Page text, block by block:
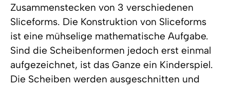
Zusammenstecken von 3 verschiedenen
Sliceforms. Die Konstruktion von Sliceforms
ist eine mühselige mathematische Aufgabe.
Sind die Scheibenformen jedoch erst einmal
aufgezeichnet, ist das Ganze ein Kinderspiel.
Die Scheiben werden ausgeschnitten und